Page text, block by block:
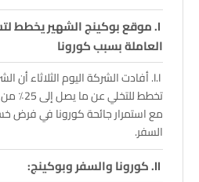
العاملة بسبب كورونا
تخطط
مع استمرار جائحة كورونا في فرض
السفر.
كورونا والسفر وبوكينج: